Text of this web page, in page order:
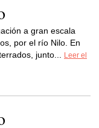
a gran escala
por el río Nilo. En
junto...
Leer el